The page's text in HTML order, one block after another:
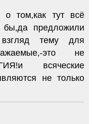
о том,как тут всё
бы,да предложили
тему для
это не
всяческие
не только